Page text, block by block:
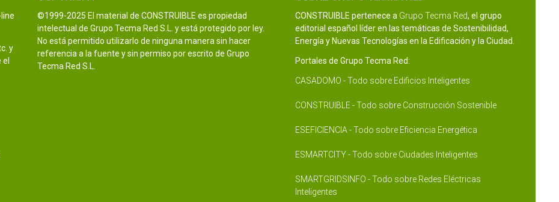
y
©1999-2025 El material de CONSTRUIBLE es propiedad
intelectual de Grupo Tecma Red S.L. y está protegido por ley.
No está permitido utilizarlo de ninguna manera sin hacer
referencia a la fuente y sin permiso por escrito de Grupo
Tecma Red S.L.
CONSTRUIBLE pertenece a Grupo Tecma Red, el grupo
editorial español líder en las temáticas de Sostenibilidad,
Energía y Nuevas Tecnologías en la Edificación y la Ciudad.
Portales de Grupo Tecma Red:
CASADOMO - Todo sobre Edificios Inteligentes
CONSTRUIBLE - Todo sobre Construcción Sostenible
ESEFICIENCIA - Todo sobre Eficiencia Energética
ESMARTCITY - Todo sobre Ciudades Inteligentes
SMARTGRIDSINFO - Todo sobre Redes Eléctricas
Inteligentes